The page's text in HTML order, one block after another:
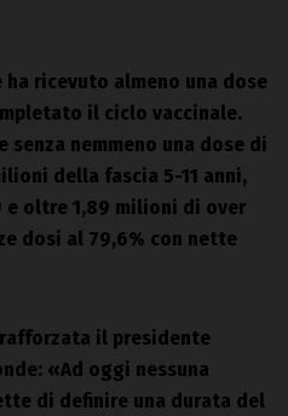
ha ricevuto almeno una dose
il ciclo vaccinale.
nemmeno una dose di
della fascia 5-11 anni,
e oltre 1,89 milioni di over
dosi al 79,6% con nette
il presidente
«Ad oggi nessuna
di definire una durata del